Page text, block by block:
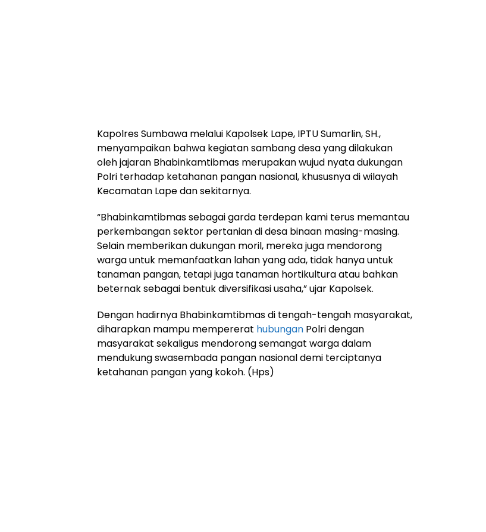
Kapolres Sumbawa melalui Kapolsek Lape, IPTU Sumarlin, SH.,
menyampaikan bahwa kegiatan sambang desa yang dilakukan
oleh jajaran Bhabinkamtibmas merupakan wujud nyata dukungan
Polri terhadap ketahanan pangan nasional, khususnya di wilayah
Kecamatan Lape dan sekitarnya.
“Bhabinkamtibmas sebagai garda terdepan kami terus memantau
perkembangan sektor pertanian di desa binaan masing-masing.
Selain memberikan dukungan moril, mereka juga mendorong
warga untuk memanfaatkan lahan yang ada, tidak hanya untuk
tanaman pangan, tetapi juga tanaman hortikultura atau bahkan
beternak sebagai bentuk diversifikasi usaha,” ujar Kapolsek.
Dengan hadirnya Bhabinkamtibmas di tengah-tengah masyarakat,
diharapkan mampu mempererat hubungan Polri dengan
masyarakat sekaligus mendorong semangat warga dalam
mendukung swasembada pangan nasional demi terciptanya
ketahanan pangan yang kokoh. (Hps)